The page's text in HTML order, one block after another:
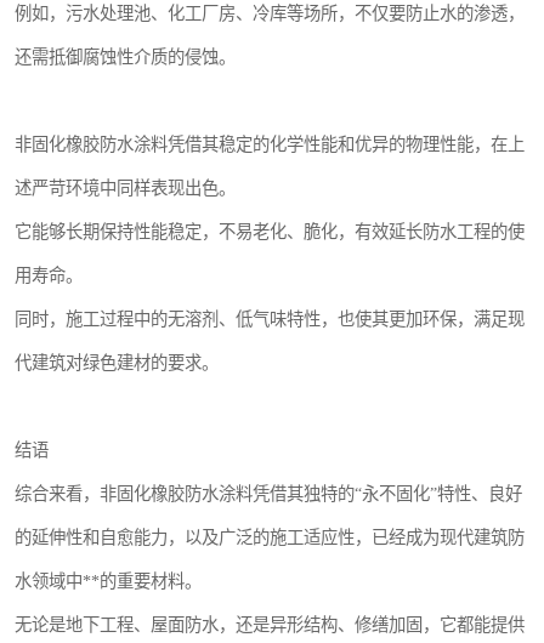
例如，污水处理池、化工厂房、冷库等场所，不仅要防止水的渗透，
还需抵御腐蚀性介质的侵蚀。
非固化橡胶防水涂料凭借其稳定的化学性能和优异的物理性能，在上
述严苛环境中同样表现出色。
它能够长期保持性能稳定，不易老化、脆化，有效延长防水工程的使
用寿命。
同时，施工过程中的无溶剂、低气味特性，也使其更加环保，满足现
代建筑对绿色建材的要求。
结语
综合来看，非固化橡胶防水涂料凭借其独特的“永不固化”特性、良好
的延伸性和自愈能力，以及广泛的施工适应性，已经成为现代建筑防
水领域中**的重要材料。
无论是地下工程、屋面防水，还是异形结构、修缮加固，它都能提供